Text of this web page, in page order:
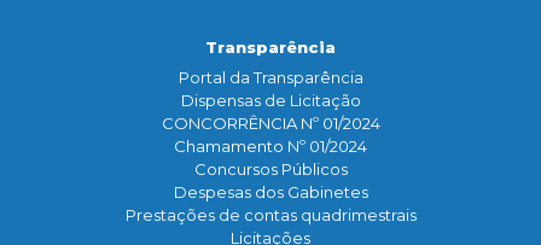
Transparência
Portal da Transparência
Dispensas de Licitação
CONCORRÊNCIA Nº 01/2024
Chamamento Nº 01/2024
Concursos Públicos
Despesas dos Gabinetes
Prestações de contas quadrimestrais
Licitações